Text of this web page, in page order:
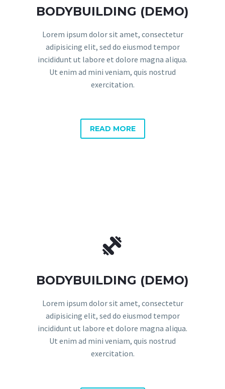
BODYBUILDING (DEMO)
Lorem ipsum dolor sit amet, consectetur
adipisicing elit, sed do eiusmod tempor
incididunt ut labore et dolore magna aliqua.
Ut enim ad mini veniam, quis nostrud
exercitation.
READ MORE


BODYBUILDING (DEMO)
Lorem ipsum dolor sit amet, consectetur
adipisicing elit, sed do eiusmod tempor
incididunt ut labore et dolore magna aliqua.
Ut enim ad mini veniam, quis nostrud
exercitation.